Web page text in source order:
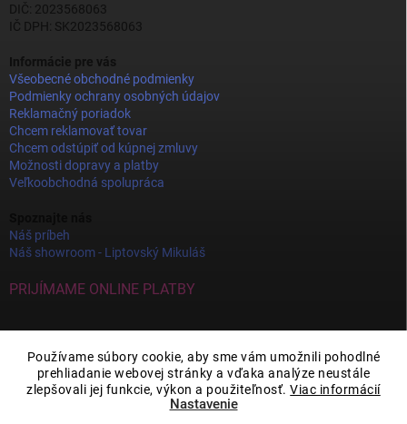
Používame súbory cookie, aby sme vám umožnili pohodlné
prehliadanie webovej stránky a vďaka analýze neustále
zlepšovali jej funkcie, výkon a použiteľnosť.Viac informácií
Nastavenie
DIČ: 2023568063
IČ DPH: SK2023568063
Informácie pre vás
Všeobecné obchodné podmienky
Podmienky ochrany osobných údajov
Reklamačný poriadok
Chcem reklamovať tovar
Chcem odstúpiť od kúpnej zmluvy
Možnosti dopravy a platby
Veľkoobchodná spolupráca
Náš príbeh
Náš showroom - Liptovský Mikuláš
PRIJÍMAME ONLINE PLATBY